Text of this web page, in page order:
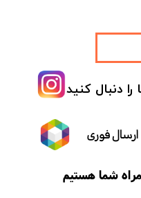
را دنبال کنید
ارسال فوری
شما هستیم